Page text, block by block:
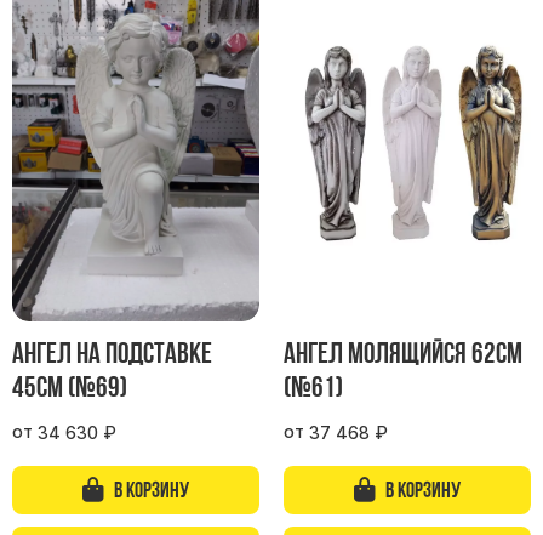
Скульптуры "Ангел" литиевые
Барельефы
Кресты
Голуби
Распятие
Скорбящие
Ангел на подставке
45см (№69)
от 34 630 ₽
В корзину
Ангел молящийся 62см
(№61)
от 37 468 ₽
В корзину